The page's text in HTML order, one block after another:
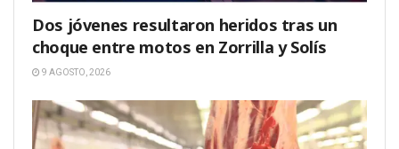
Dos jóvenes resultaron heridos tras un
choque entre motos en Zorrilla y Solís
9 AGOSTO, 2026